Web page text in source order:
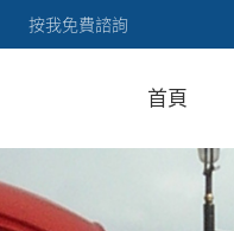
按我免費諮詢
首頁